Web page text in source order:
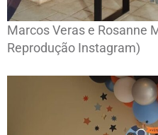
Marcos Veras e Rosanne
Reprodução Instagram)